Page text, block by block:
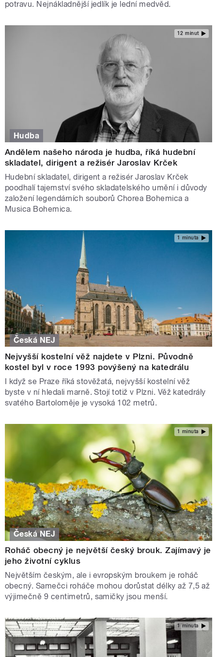
potravu. Nejnákladnější jedlík je lední medvěd.
12 minut
Hudba
Andělem našeho národa je hudba, říká hudební
skladatel, dirigent a režisér Jaroslav Krček
Hudební skladatel, dirigent a režisér Jaroslav Krček
poodhalí tajemství svého skladatelského umění i důvody
založení legendárních souborů Chorea Bohemica a
Musica Bohemica.
1 minuta
Česká NEJ
Nejvyšší kostelní věž najdete v Plzni. Původně
kostel byl v roce 1993 povýšený na katedrálu
I když se Praze říká stověžatá, nejvyšší kostelní věž
byste v ní hledali marně. Stojí totiž v Plzni. Věž katedrály
svatého Bartoloměje je vysoká 102 metrů.
1 minuta
Česká NEJ
Roháč obecný je největší český brouk. Zajímavý je
jeho životní cyklus
Největším českým, ale i evropským broukem je roháč
obecný. Samečci roháče mohou dorůstat délky až 7,5 až
výjimečně 9 centimetrů, samičky jsou menší.
1 minuta